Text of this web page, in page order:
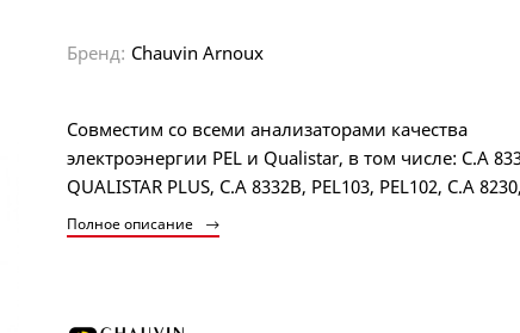
Бренд: Chauvin Arnoux
Совместим со всеми анализаторами качества
электроэнергии PEL и Qualistar, в том числе: C.A
QUALISTAR PLUS, C.A 8332B, PEL103, PEL102, C.A
Полное описание